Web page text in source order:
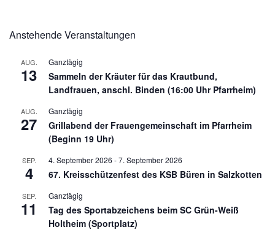
Anstehende Veranstaltungen
AUG.
13
Ganztägig
Sammeln der Kräuter für das Krautbund,
Landfrauen, anschl. Binden (16:00 Uhr Pfarrheim)
AUG.
27
Ganztägig
Grillabend der Frauengemeinschaft im Pfarrheim
(Beginn 19 Uhr)
SEP.
4
4. September 2026 -7. September 2026
67. Kreisschützenfest des KSB Büren in Salzkotten
SEP.
11
Ganztägig
Tag des Sportabzeichens beim SC Grün-Weiß
Holtheim (Sportplatz)